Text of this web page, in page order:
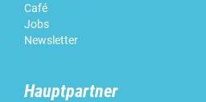
Café
Jobs
Newsletter
Hauptpartner